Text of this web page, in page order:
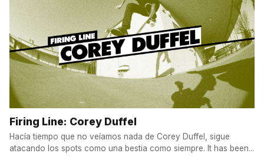
Firing Line: Corey Duffel
Hacía tiempo que no veíamos nada de Corey Duffel, sigue
atacando los spots como una bestia como siempre. It has been...